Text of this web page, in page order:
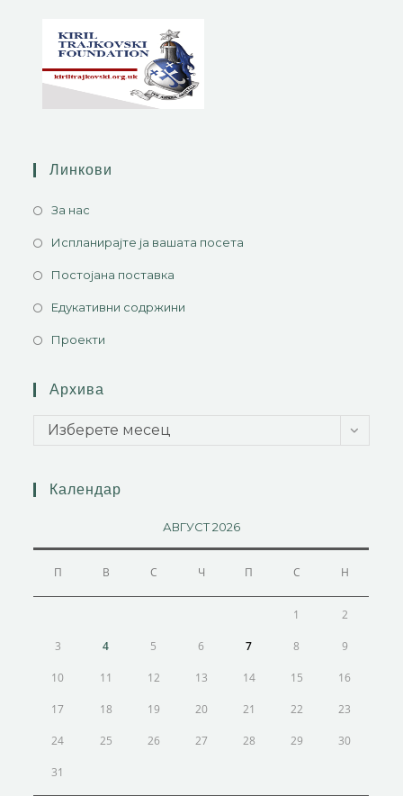
Линкови
За нас
Испланирајте ја вашата посета
Постојана поставка
Едукативни содржини
Проекти
Архива
Изберете месец
Календар
АВГУСТ 2026
П В С Ч П С Н
1 2
3 4 5 6 7 8 9
10 11 12 13 14 15 16
17 18 19 20 21 22 23
24 25 26 27 28 29 30
31